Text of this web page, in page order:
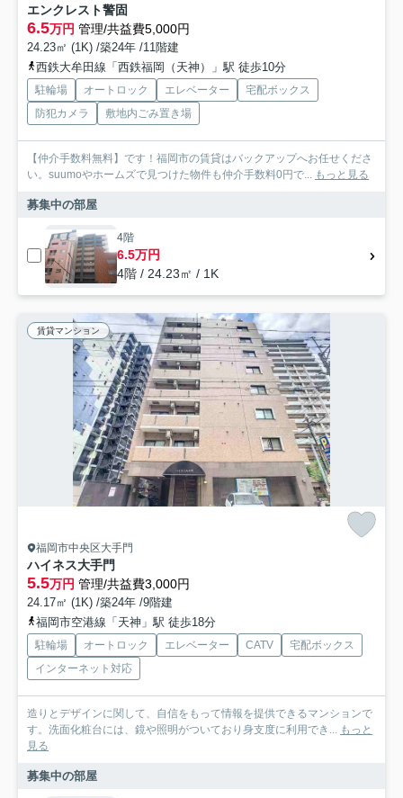
エンクレスト警固
6.5万円 管理/共益費5,000円
24.23㎡ (1K) /築24年 /11階建
西鉄大牟田線「西鉄福岡（天神）」駅 徒歩10分
駐輪場 オートロック エレベーター
宅配ボックス
防犯カメラ
敷地内ごみ置き場
【仲介手数料無料】です！福岡市の賃貸はバックアップへお任せくださ
い。suumoやホームズで見つけた物件も仲介手数料0円で... もっと見る
募集中の部屋
4階
6.5万円
4階 / 24.23㎡ / 1K
賃貸マンション
福岡市中央区大手門
ハイネス大手門
5.5万円 管理/共益費3,000円
24.17㎡ (1K) /築24年 /9階建
福岡市空港線「天神」駅 徒歩18分
駐輪場 オートロック エレベーター CATV
宅配ボックス
インターネット対応
造りとデザインに関して、自信をもって情報を提供できるマンションで
す。洗面化粧台には、鏡や照明がついており身支度に利用でき... もっと
見る
募集中の部屋